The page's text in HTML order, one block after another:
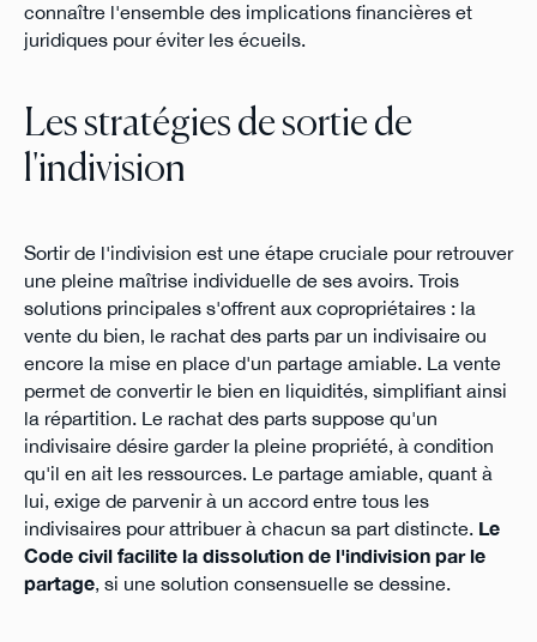
connaître l'ensemble des implications financières et
juridiques pour éviter les écueils.
Les stratégies de sortie de
l'indivision
Sortir de l'indivision est une étape cruciale pour retrouver
une pleine maîtrise individuelle de ses avoirs. Trois
solutions principales s'offrent aux copropriétaires : la
vente du bien, le rachat des parts par un indivisaire ou
encore la mise en place d'un partage amiable. La vente
permet de convertir le bien en liquidités, simplifiant ainsi
la répartition. Le rachat des parts suppose qu'un
indivisaire désire garder la pleine propriété, à condition
qu'il en ait les ressources. Le partage amiable, quant à
lui, exige de parvenir à un accord entre tous les
indivisaires pour attribuer à chacun sa part distincte. Le
Code civil facilite la dissolution de l'indivision par le
partage, si une solution consensuelle se dessine.